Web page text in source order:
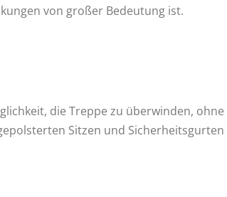
von großer Bedeutung ist.
die Treppe zu überwinden,
Sitzen und